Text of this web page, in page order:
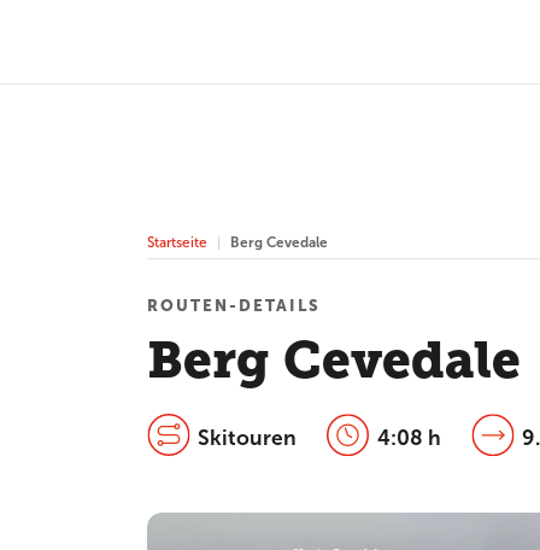
Startseite Berg Cevedale
Berg Cevedale
ROUTEN-DETAILS
Skitouren 4:08 h